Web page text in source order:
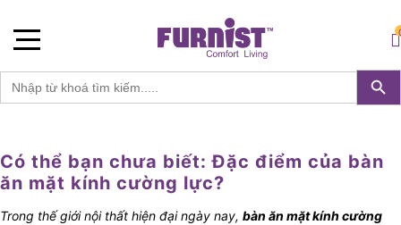
Search
for:
Search
0
Có thể bạn chưa biết: Đặc điểm của bàn
ăn mặt kính cường lực?
Trong thế giới nội thất hiện đại ngày nay, bàn ăn mặt kính cường